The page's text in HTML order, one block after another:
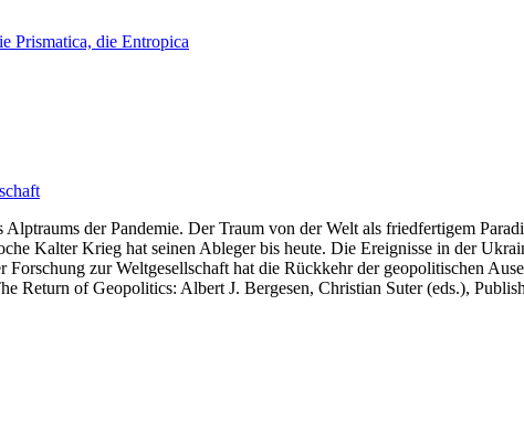
Prismatica, die Entropica
der Pandemie. Der Traum von der Welt als friedfertigem
Kalter Krieg hat seinen Ableger bis heute. Die Ereignisse in der
zur Weltgesellschaft hat die Rückkehr der geopolitischen
Return of Geopolitics: Albert J. Bergesen, Christian Suter (eds.),